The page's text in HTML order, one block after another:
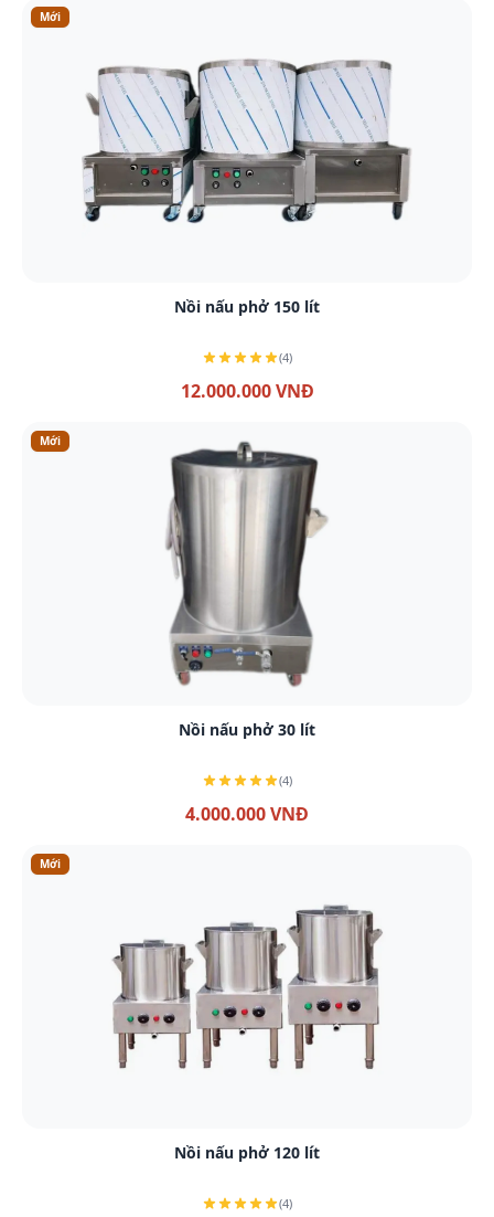
Mới
Xem chi tiết
Nồi nấu phở 150 lít
(4)
12.000.000 VNĐ
Mới
Xem chi tiết
Nồi nấu phở 30 lít
(4)
4.000.000 VNĐ
Mới
Xem chi tiết
Nồi nấu phở 120 lít
(4)